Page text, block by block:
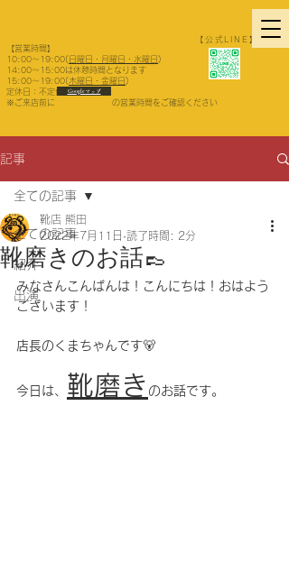
【営業時間】
10:00〜19:00( 日曜日・月曜日・水曜日 )
14:00〜15:00は休憩時間となります
15:00～19:00( 木曜日・金曜日 )
​定休日：不定休
​※ご来店前に の営業時間をご確認ください
Googleマップ
【公式LINE】
記事
全ての記事
紹介
出演
全ての記事
靴磨きのお話👞
靴店 熊田
2022年7月11日 読了時間: 2分
みなさんこんばんは！こんにちは！おはよう
ございます！
店長のくまちゃんです🐻
今日は、 靴磨き のお話です。